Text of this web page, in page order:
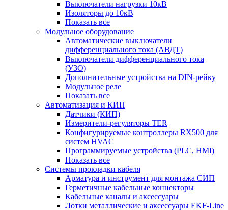
Выключатели нагрузки 10кВ
Изоляторы до 10кВ
Показать все
Модульное оборудование
Автоматические выключатели
дифференциального тока (АВДТ)
Выключатели дифференциального тока
(УЗО)
Дополнительные устройства на DIN-рейку
Модульное реле
Показать все
Автоматизация и КИП
Датчики (КИП)
Измерители-регуляторы TER
Конфигурируемые контроллеры RX500 для
систем HVAC
Программируемые устройства (PLC, HMI)
Показать все
Системы прокладки кабеля
Арматура и инструмент для монтажа СИП
Герметичные кабельные коннекторы
Кабельные каналы и аксессуары
Лотки металлические и аксессуары EKF-Line